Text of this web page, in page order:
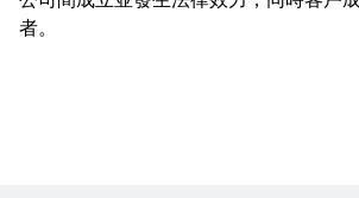
者。